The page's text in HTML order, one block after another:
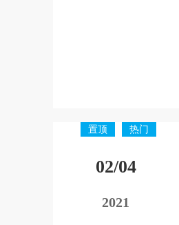
02/04
2021
置顶 热门